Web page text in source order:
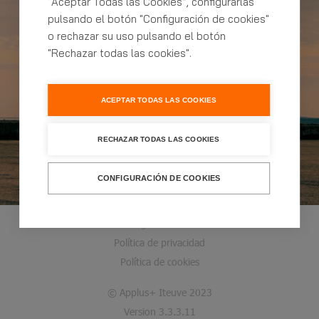
© Applus+ Iteuve 2023
Version 3.3.3.11
Política de privacidad
Política de cookies
pulsando el botón "Configuración de cookies"
o rechazar su uso pulsando el botón
"Rechazar todas las cookies".
ACEPTAR TODAS LAS COOKIES
RECHAZAR TODAS LAS COOKIES
CONFIGURACIÓN DE COOKIES